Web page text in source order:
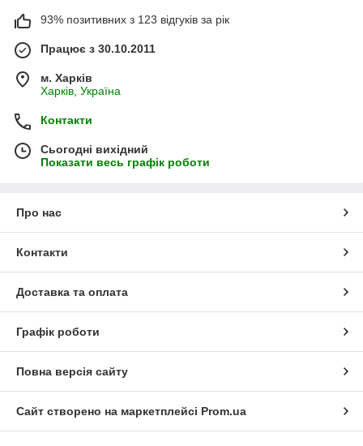
93% позитивних з 123 відгуків за рік
Працює з 30.10.2011
м. Харків
Харків, Україна
Контакти
Сьогодні вихідний
Показати весь графік роботи
Про нас
Контакти
Доставка та оплата
Графік роботи
Повна версія сайту
Сайт створено на маркетплейсі Prom.ua